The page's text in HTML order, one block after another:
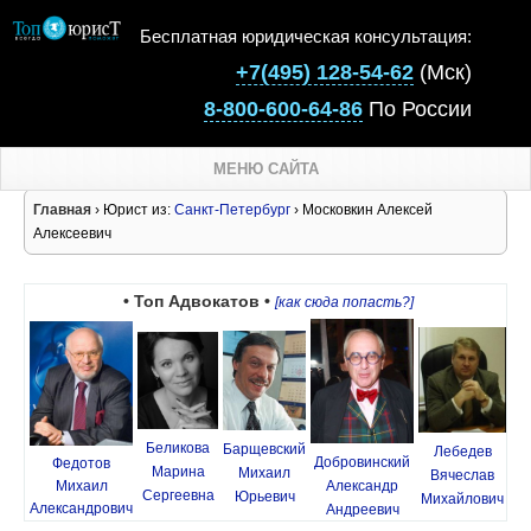
Бесплатная юридическая консультация:
+7(495) 128-54-62 (Мск)
8-800-600-64-86 По России
МЕНЮ САЙТА
Главная › Юрист из: Санкт-Петербург › Московкин Алексей
Алексеевич
• Топ Адвокатов • [как сюда попасть?]
Федотов
Михаил
Александрович
Беликова
Марина
Сергеевна
Барщевский
Михаил
Юрьевич
Добровинский
Александр
Андреевич
Лебедев
Вячеслав
Михайлович